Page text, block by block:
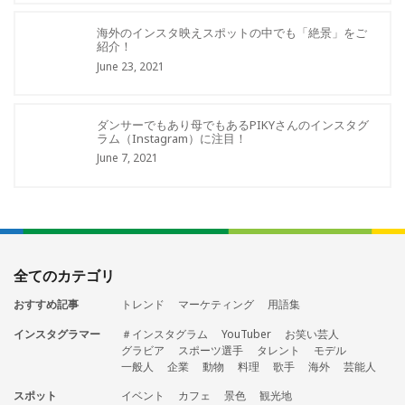
海外のインスタ映えスポットの中でも「絶景」をご
紹介！
June 23, 2021
ダンサーでもあり母でもあるPIKYさんのインスタグ
ラム（Instagram）に注目！
June 7, 2021
全てのカテゴリ
おすすめ記事 トレンド マーケティング
用語集
インスタグラマー
＃インスタグラム YouTuber
お笑い芸人
グラビア
スポーツ選手 タレント
モデル
一般人
企業 動物 料理 歌手 海外
芸能人
スポット
イベント カフェ 景色 観光地